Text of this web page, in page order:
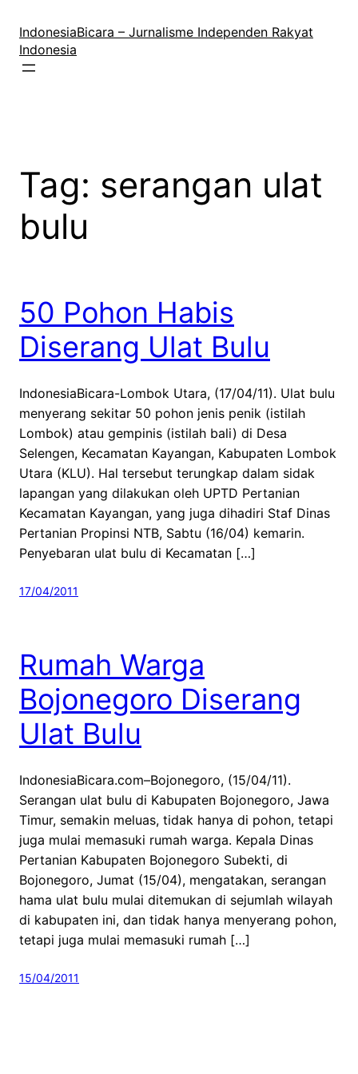
konten
IndonesiaBicara – Jurnalisme Independen Rakyat
Indonesia
Tag: serangan ulat
bulu
50 Pohon Habis
Diserang Ulat Bulu
IndonesiaBicara-Lombok Utara, (17/04/11). Ulat bulu
menyerang sekitar 50 pohon jenis penik (istilah
Lombok) atau gempinis (istilah bali) di Desa
Selengen, Kecamatan Kayangan, Kabupaten Lombok
Utara (KLU). Hal tersebut terungkap dalam sidak
lapangan yang dilakukan oleh UPTD Pertanian
Kecamatan Kayangan, yang juga dihadiri Staf Dinas
Pertanian Propinsi NTB, Sabtu (16/04) kemarin.
Penyebaran ulat bulu di Kecamatan […]
17/04/2011
Rumah Warga
Bojonegoro Diserang
Ulat Bulu
IndonesiaBicara.com–Bojonegoro, (15/04/11).
Serangan ulat bulu di Kabupaten Bojonegoro, Jawa
Timur, semakin meluas, tidak hanya di pohon, tetapi
juga mulai memasuki rumah warga. Kepala Dinas
Pertanian Kabupaten Bojonegoro Subekti, di
Bojonegoro, Jumat (15/04), mengatakan, serangan
hama ulat bulu mulai ditemukan di sejumlah wilayah
di kabupaten ini, dan tidak hanya menyerang pohon,
tetapi juga mulai memasuki rumah […]
15/04/2011